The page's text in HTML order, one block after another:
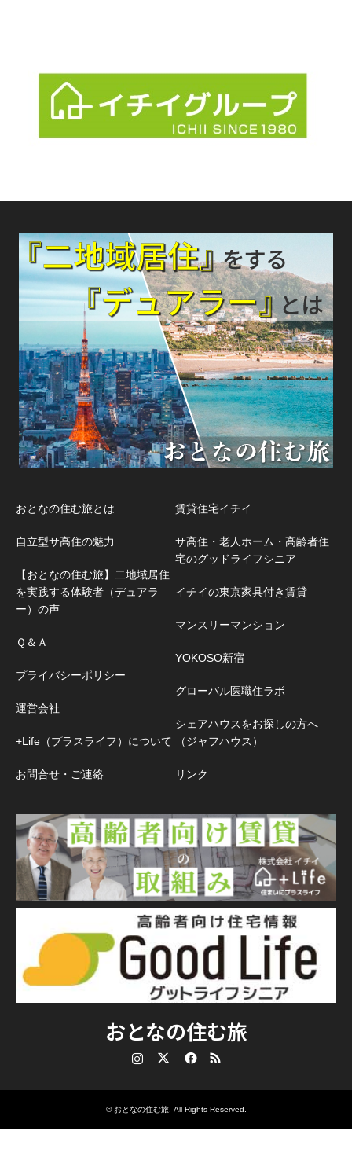
おとなの住む旅とは
自立型サ高住の魅力
【おとなの住む旅】二地域居住
を実践する体験者（デュアラ
ー）の声
Ｑ＆Ａ
プライバシーポリシー
運営会社
+Life（プラスライフ）について
お問合せ・ご連絡
賃貸住宅イチイ
サ高住・老人ホーム・高齢者住
宅のグッドライフシニア
イチイの東京家具付き賃貸
マンスリーマンション
YOKOSO新宿
グローバル医職住ラボ
シェアハウスをお探しの方へ
（ジャフハウス）
リンク
おとなの住む旅
RSS
©おとなの住む旅. All Rights Reserved.